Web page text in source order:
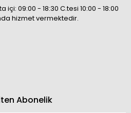
09:00 - 18:30 C.tesi 10:00 - 18:00
hizmet vermektedir.
Abonelik